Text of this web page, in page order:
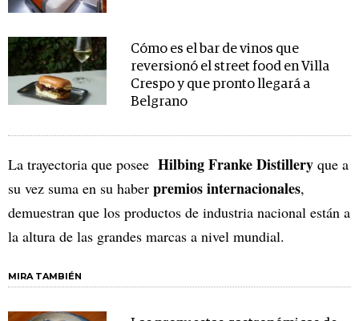
Cómo es el bar de vinos que
reversionó el street food en Villa
Crespo y que pronto llegará a
Belgrano
La trayectoria que posee Hilbing Franke Distillery que a
su vez suma en su haber premios internacionales,
demuestran que los productos de industria nacional están a
la altura de las grandes marcas a nivel mundial.
MIRA TAMBIÉN